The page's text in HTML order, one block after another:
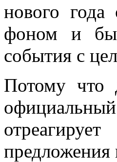
нового года
фоном и
события с
Потому что
предложения